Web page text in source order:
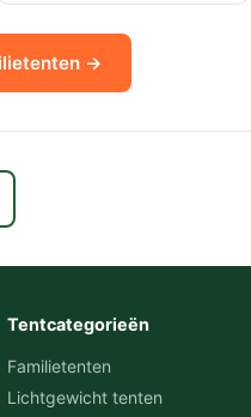
→
Tentcategorieën
Familietenten
Lichtgewicht tenten